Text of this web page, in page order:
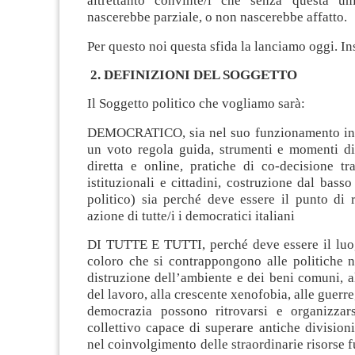
nascerebbe parziale, o non nascerebbe affatto.
Per questo noi questa sfida la lanciamo oggi.
2. DEFINIZIONI DEL SOGGETTO
Il Soggetto politico che vogliamo sarà:
DEMOCRATICO, sia nel suo funzionamento
un voto regola guida, strumenti e momenti
diretta e online, pratiche di co-decisione
istituzionali e cittadini, costruzione dal basso
politico) sia perché deve essere il punto di
azione di tutte/i i democratici italiani
DI TUTTE E TUTTI, perché deve essere il
coloro che si contrappongono alle politiche
distruzione dell’ambiente e dei beni comuni,
del lavoro, alla crescente xenofobia, alle
democrazia possono ritrovarsi e
collettivo capace di superare antiche
nel coinvolgimento delle straordinarie risorse